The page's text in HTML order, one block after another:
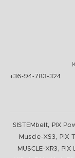
+36-94-783-324
SISTEMbelt, PIX
Muscle-XS3, PIX
MUSCLE-XR3, PIX